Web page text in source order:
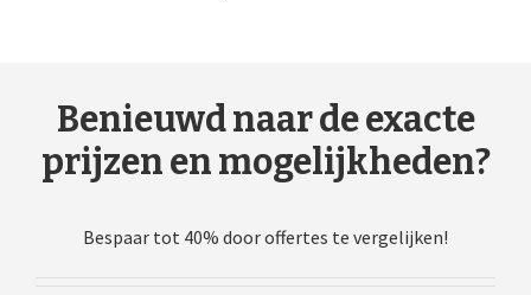
Benieuwd naar de exacte
prijzen en mogelijkheden?
Bespaar tot 40% door offertes te vergelijken!